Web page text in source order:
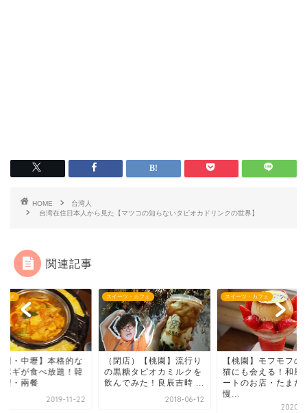
HOME
台湾人
台湾在住日本人から見た【マツコの知らないタピオカドリンクの世界】
関連記事
ツ・カフェ
店）【桃園】流行り
糖タピオカミルクを
でみた！良辰吉時 ...
2018-06-12
スイーツ・カフェ
【桃園】モフモフの看板
猫にも会える！和風デザ
ートのお店・たまたま
桃園グルメ
【桃園・中壢】本格
トッポギが食べ放題
国料理・兩餐